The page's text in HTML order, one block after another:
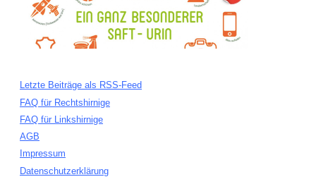
Letzte Beiträge als RSS-Feed
FAQ für Rechtshirnige
FAQ für Linkshirnige
AGB
Impressum
Datenschutzerklärung